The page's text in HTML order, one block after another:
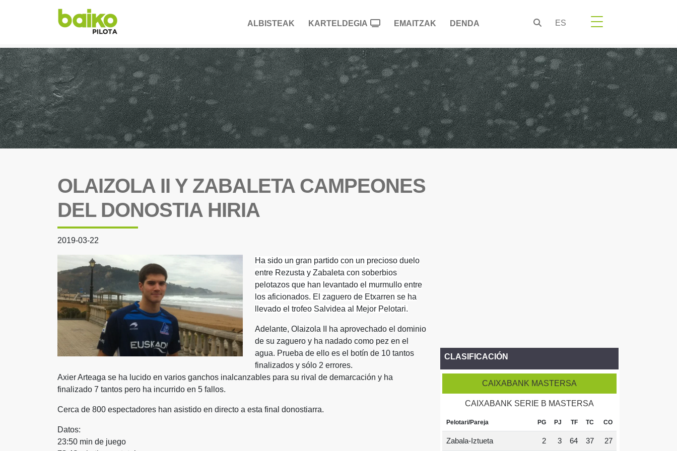
ALBISTEAK KARTELDEGIA EMAITZAK DENDA ES
OLAIZOLA II Y ZABALETA CAMPEONES
DEL DONOSTIA HIRIA
2019-03-22
Ha sido un gran partido con un precioso duelo
entre Rezusta y Zabaleta con soberbios
pelotazos que han levantado el murmullo entre
los aficionados. El zaguero de Etxarren se ha
llevado el trofeo Salvidea al Mejor Pelotari.
Adelante, Olaizola II ha aprovechado el dominio
de su zaguero y ha nadado como pez en el
agua. Prueba de ello es el botín de 10 tantos
finalizados y sólo 2 errores.
Axier Arteaga se ha lucido en varios ganchos inalcanzables para su rival de demarcación y ha
finalizado 7 tantos pero ha incurrido en 5 fallos.
Cerca de 800 espectadores han asistido en directo a esta final donostiarra.
Datos:
23:50 min de juego
CLASIFICACIÓN
CAIXABANK MASTERSA
CAIXABANK SERIE B MASTERSA
Pelotari/Pareja PG PJ TF TC CO
Zabala-Iztueta 2 3 64 37 27